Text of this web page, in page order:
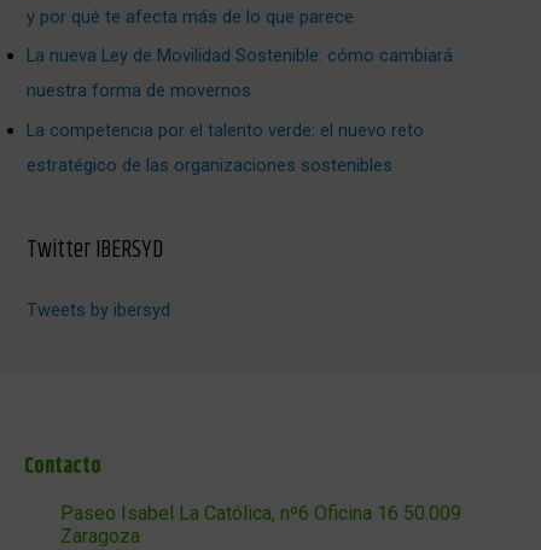
y por qué te afecta más de lo que parece
La nueva Ley de Movilidad Sostenible: cómo cambiará
nuestra forma de movernos
La competencia por el talento verde: el nuevo reto
estratégico de las organizaciones sostenibles
Twitter IBERSYD
Tweets by ibersyd
Contacto
Paseo Isabel La Católica, nº6 Oficina 16 50.009
Zaragoza